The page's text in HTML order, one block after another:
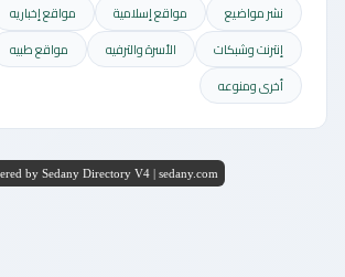
نشر مواضيع مواقع إسلامية مواقع إخباريه
إنترنت وشبكات
الأسرة والترفيه مواقع طبيه
أخرى ومنوعه
Powered by Sedany Directory V4 | sedany.com